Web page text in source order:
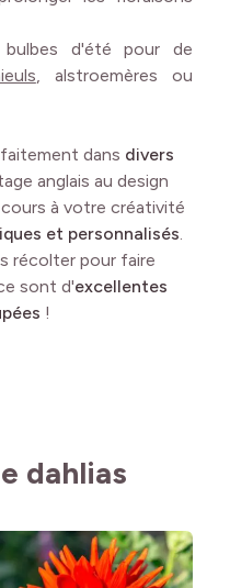
d'été pour de
alstroemères ou
dans divers
anglais au design
à votre créativité
et personnalisés
récolter pour faire
ce sont d'excellentes
!
dahlias